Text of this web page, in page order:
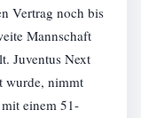
Vertrag noch bis
Mannschaft
Juventus Next
wurde, nimmt
einem 51-